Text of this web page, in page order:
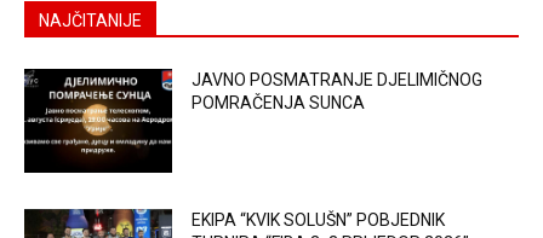
NAJČITANIJE
JAVNO POSMATRANJE DJELIMIČNOG
POMRAČENJA SUNCA
EKIPA “KVIK SOLUŠN” POBJEDNIK